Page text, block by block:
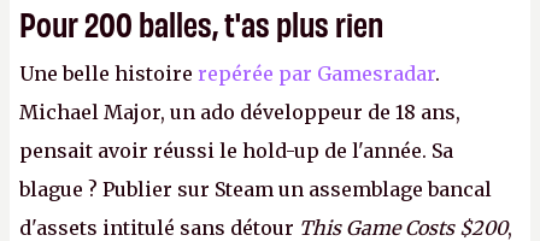
Pour 200 balles, t'as plus rien
Une belle histoire repérée par Gamesradar.
Michael Major, un ado développeur de 18 ans,
pensait avoir réussi le hold-up de l'année. Sa
blague ? Publier sur Steam un assemblage bancal
d'assets intitulé sans détour This Game Costs $200,